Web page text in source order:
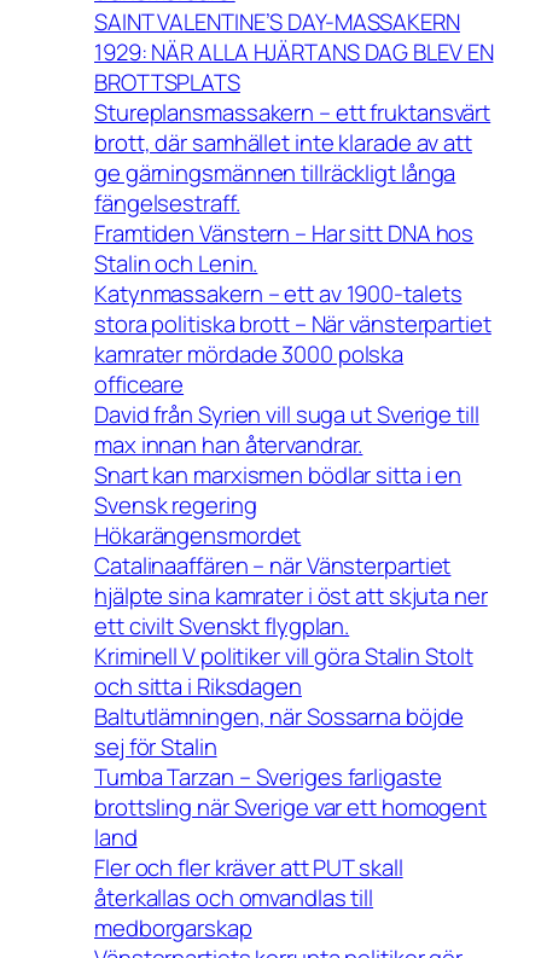
SAINT VALENTINE’S DAY-MASSAKERN
1929: NÄR ALLA HJÄRTANS DAG BLEV EN
BROTTSPLATS
Stureplansmassakern – ett fruktansvärt
brott, där samhället inte klarade av att
ge gärningsmännen tillräckligt långa
fängelsestraff.
Framtiden Vänstern – Har sitt DNA hos
Stalin och Lenin.
Katynmassakern – ett av 1900-talets
stora politiska brott – När vänsterpartiet
kamrater mördade 3000 polska
officeare
David från Syrien vill suga ut Sverige till
max innan han återvandrar.
Snart kan marxismen bödlar sitta i en
Svensk regering
Hökarängensmordet
Catalinaaffären – när Vänsterpartiet
hjälpte sina kamrater i öst att skjuta ner
ett civilt Svenskt flygplan.
Kriminell V politiker vill göra Stalin Stolt
och sitta i Riksdagen
Baltutlämningen, när Sossarna böjde
sej för Stalin
Tumba Tarzan – Sveriges farligaste
brottsling när Sverige var ett homogent
land
Fler och fler kräver att PUT skall
återkallas och omvandlas till
medborgarskap